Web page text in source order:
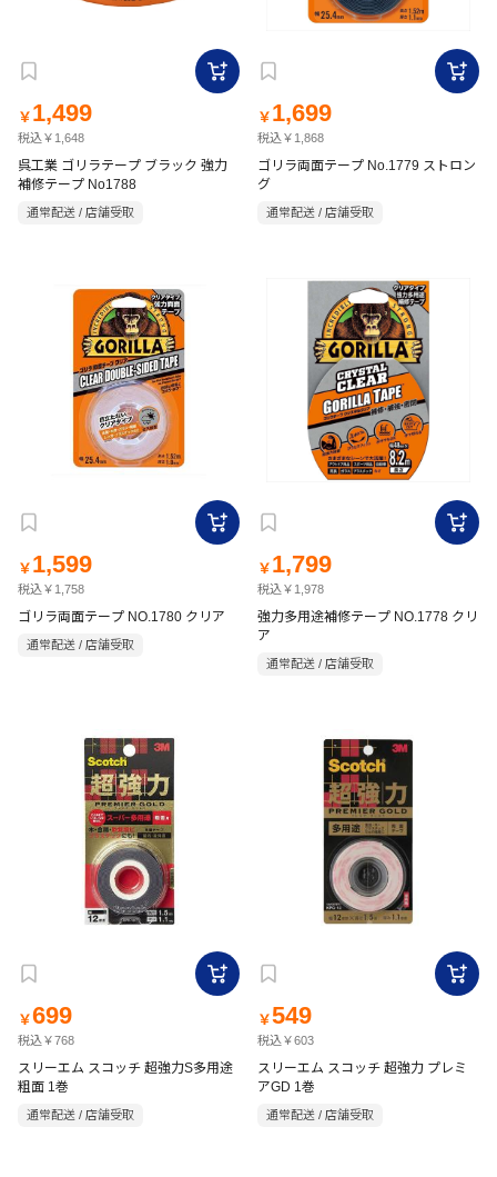
￥ 1,499
税込￥1,648
呉工業 ゴリラテープ ブラック 強力
補修テープ No1788
通常配送 / 店舗受取
￥ 1,699
税込￥1,868
ゴリラ両面テープ No.1779 ストロン
グ
通常配送 / 店舗受取
￥ 1,599
税込￥1,758
ゴリラ両面テープ NO.1780 クリア
通常配送 / 店舗受取
￥ 1,799
税込￥1,978
強力多用途補修テープ NO.1778 クリ
ア
通常配送 / 店舗受取
￥699
税込￥768
スリーエム スコッチ 超強力S多用途
粗面 1巻
通常配送 / 店舗受取
￥549
税込￥603
スリーエム スコッチ 超強力 プレミ
アGD 1巻
通常配送 / 店舗受取